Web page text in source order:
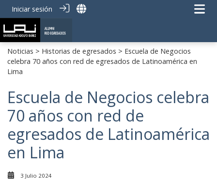
Iniciar sesión
Noticias > Historias de egresados > Escuela de Negocios
celebra 70 años con red de egresados de Latinoamérica en
Lima
Escuela de Negocios celebra
70 años con red de
egresados de Latinoamérica
en Lima
3 Julio 2024